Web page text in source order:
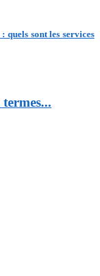
sont les services